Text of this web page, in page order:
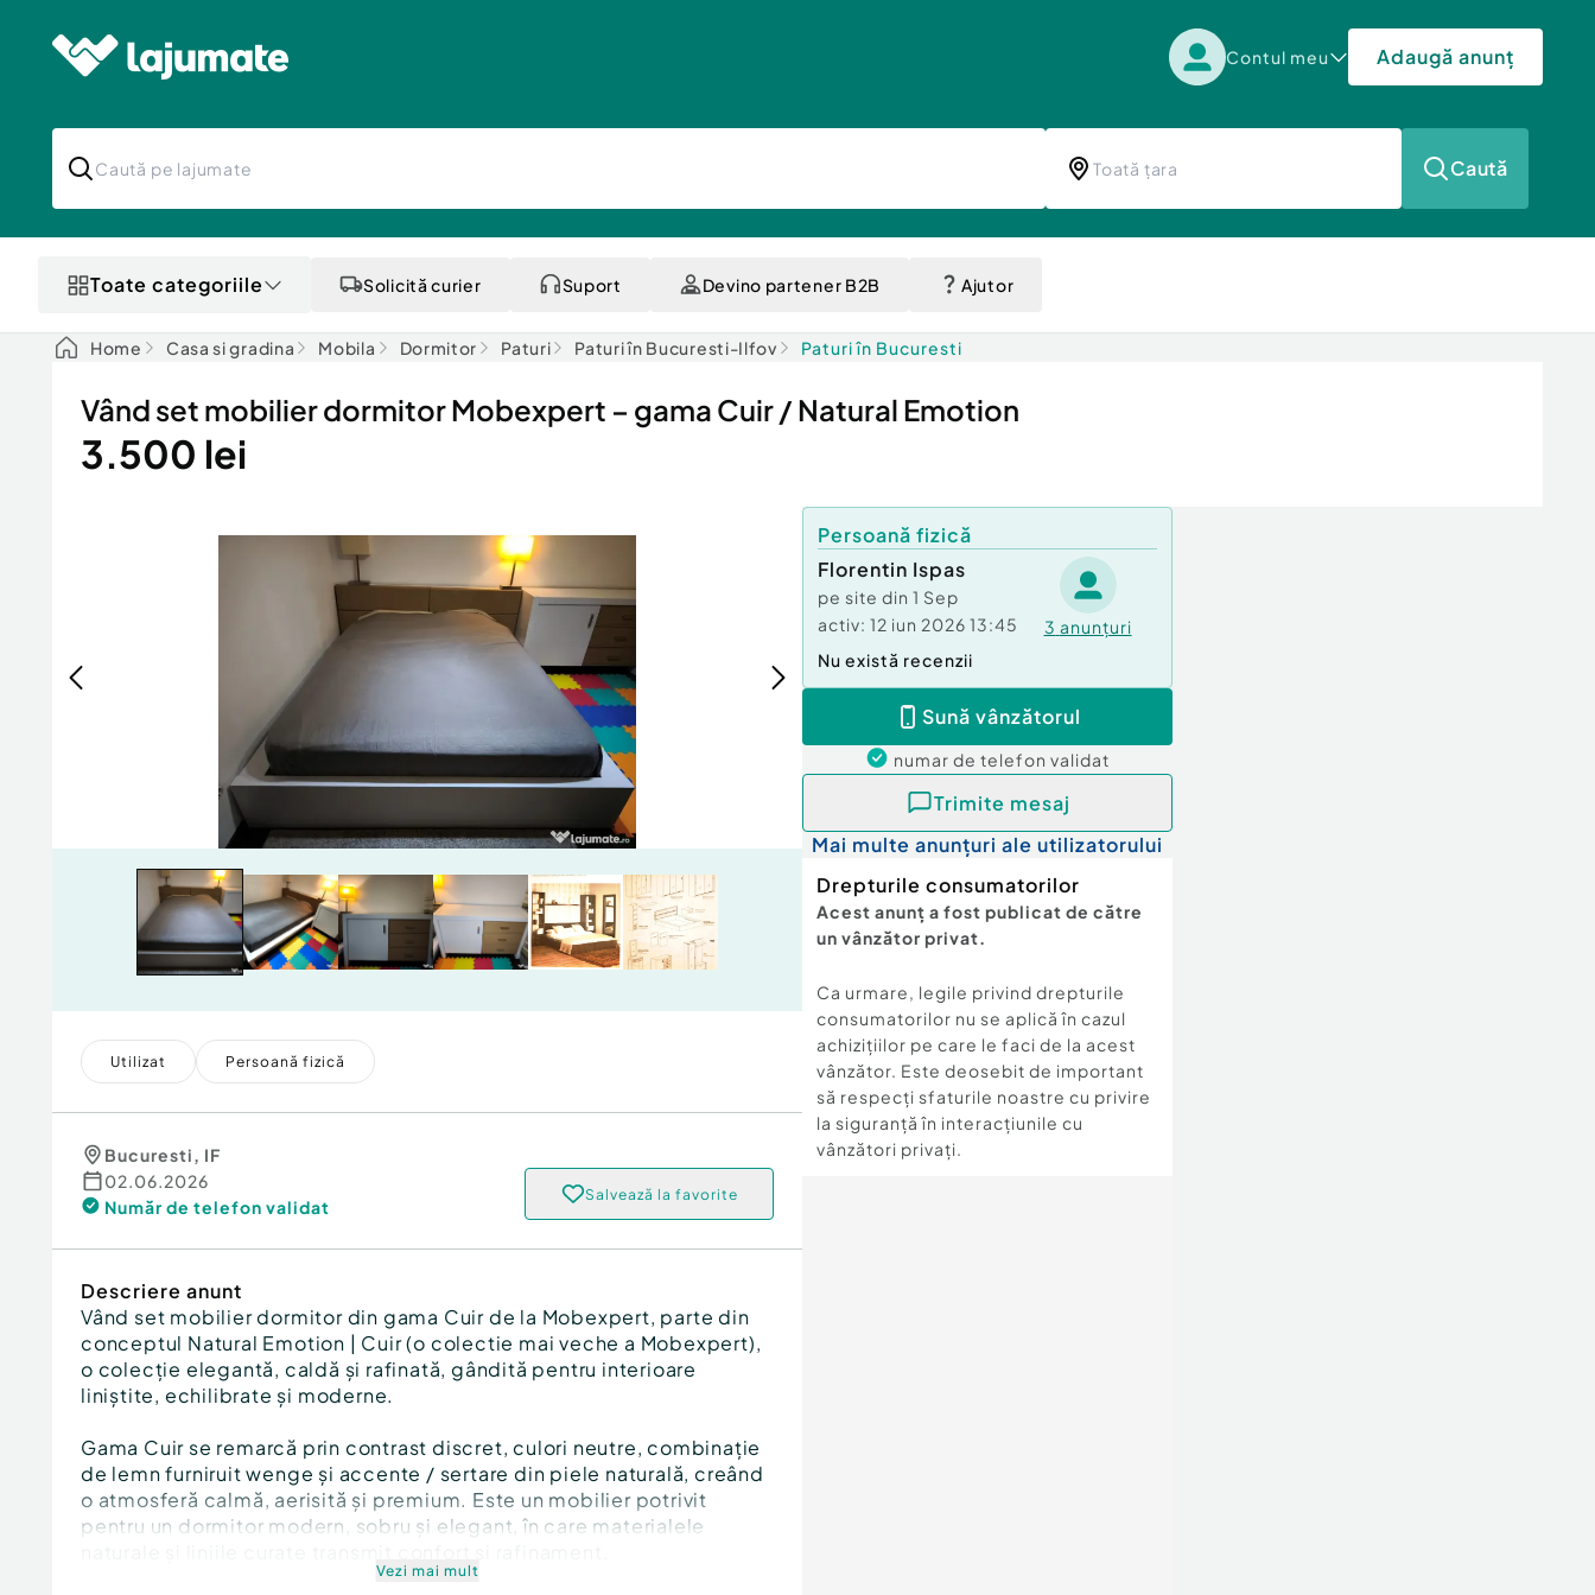
Contul meu Adaugă anunț
Caută
Toate categoriile Solicită curier Suport Devino partener B2B Ajutor
Home Casa si gradina Mobila Dormitor Paturi Paturi în Bucuresti-Ilfov Paturi în Bucuresti
Vând set mobilier dormitor Mobexpert – gama Cuir / Natural Emotion
3.500 lei
Utilizat Persoană fizică
Bucuresti, IF
02.06.2026
Număr de telefon validat
Salvează la favorite
Descriere anunt
Vând set mobilier dormitor din gama Cuir de la Mobexpert, parte din
conceptul Natural Emotion | Cuir (o colectie mai veche a Mobexpert),
o colecție elegantă, caldă și rafinată, gândită pentru interioare
liniștite, echilibrate și moderne.
Gama Cuir se remarcă prin contrast discret, culori neutre, combinație
de lemn furniruit wenge și accente / sertare din piele naturală, creând
o atmosferă calmă, aerisită și premium. Este un mobilier potrivit
pentru un dormitor modern, sobru și elegant, în care materialele
Vezi mai mult
Persoană fizică
Florentin Ispas
pe site din 1 Sep
activ: 12 iun 2026 13:45 3 anunțuri
Nu există recenzii
Sună vânzătorul
numar de telefon validat
Trimite mesaj
Mai multe anunțuri ale utilizatorului
Drepturile consumatorilor
Acest anunț a fost publicat de către
un vânzător privat.
Ca urmare, legile privind drepturile
consumatorilor nu se aplică în cazul
achizițiilor pe care le faci de la acest
vânzător. Este deosebit de important
să respecți sfaturile noastre cu privire
la siguranță în interacțiunile cu
vânzători privați.